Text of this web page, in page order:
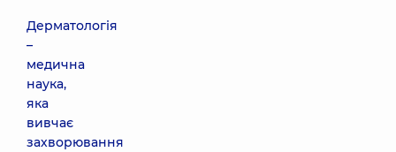
Дерматологія
–
медична
наука,
яка
вивчає
захворювання